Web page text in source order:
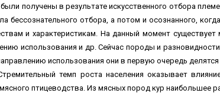
получены в результате искусственного отбора
бессознательного отбора, а потом и осознанного,
и характеристикам. На данный момент
использования и др. Сейчас породы и
использования они в первую очередь
темп роста населения оказывает
птицеводства. Из мясных пород кур наибольшее